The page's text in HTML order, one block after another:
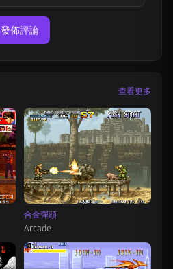
發佈評論
查看更多
合金彈頭
Arcade